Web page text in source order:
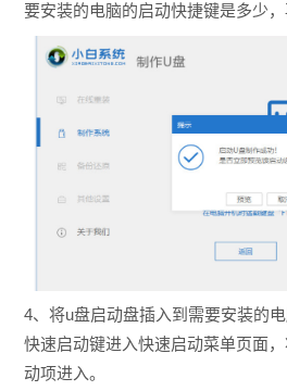
要安装的电脑的启动快捷键是多少，
4、将u盘启动盘插入到需要安装的
快速启动键进入快速启动菜单页面
动项进入。